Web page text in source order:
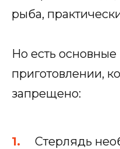
рыба,
Но есть
приготовлении,
запрещено:
Стерлядь